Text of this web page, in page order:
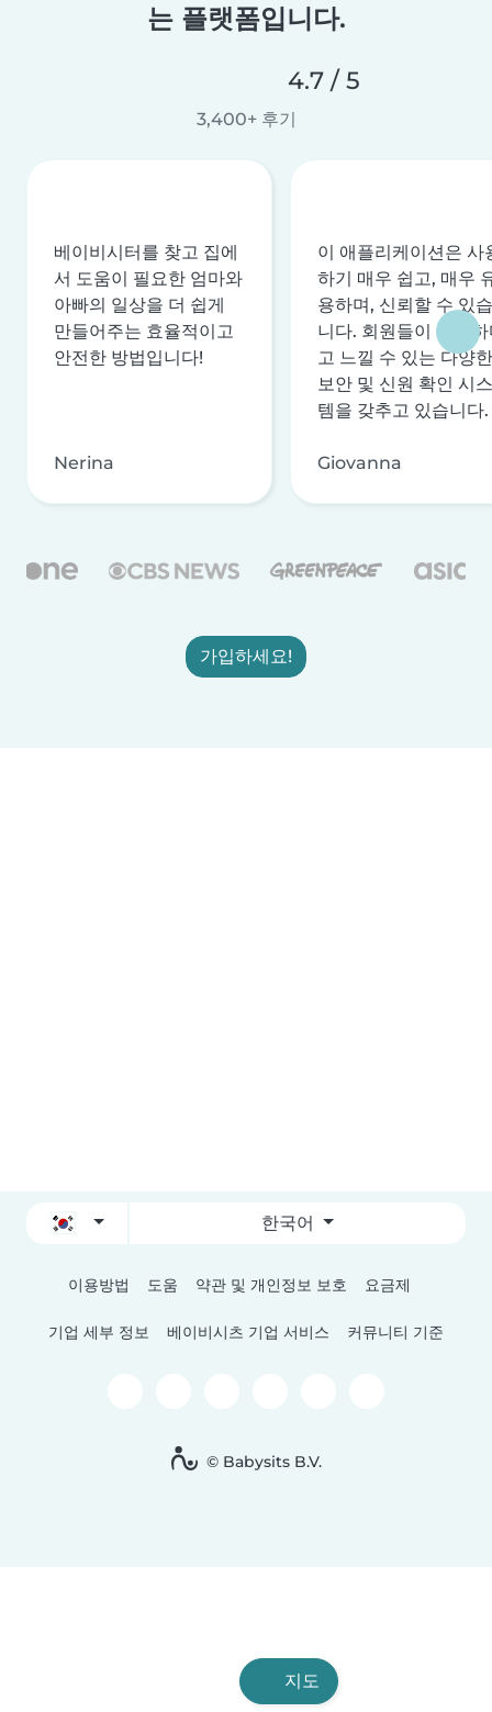
는 플랫폼입니다.
4.7 / 5
3,400+ 후기
베이비시터를 찾고 집에
서 도움이 필요한 엄마와
아빠의 일상을 더 쉽게
만들어주는 효율적이고
안전한 방법입니다!
Nerina
이 애플리케이션은 사
하기 매우 쉽고, 매우
용하며, 신뢰할 수 있습
니다. 회원들이 안전
고 느낄 수 있는 다양한
보안 및 신원 확인 시스
템을 갖추고 있습니다.
Giovanna
가입하세요!
지도
한국어
이용방법 도움 약관 및 개인정보 보호 요금제
기업 세부 정보 베이비시츠 기업 서비스 커뮤니티 기준
© Babysits B.V.